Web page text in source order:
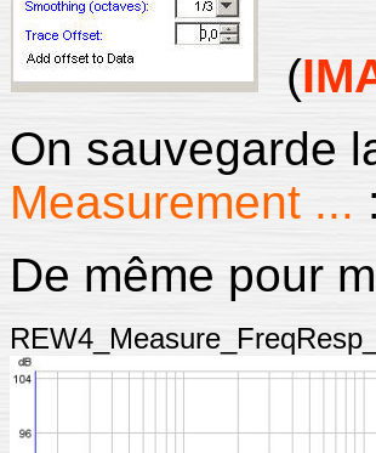
(
On sauvegarde
Measurement ...
De même pour